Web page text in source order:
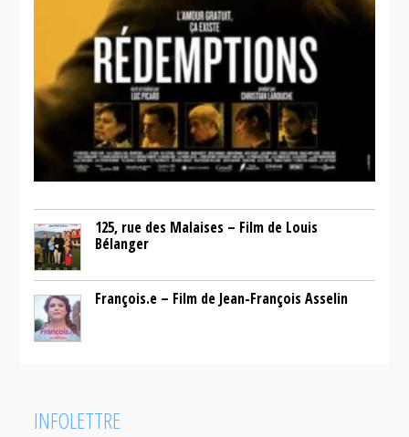
125, rue des Malaises – Film de Louis
Bélanger
François.e – Film de Jean-François Asselin
INFOLETTRE